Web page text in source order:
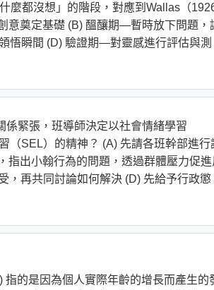
麼都沒想」的階段，對應到Wallas（1926
意奠定基礎 (B) 醞釀期—暫時放下問題，
悟瞬間 (D) 驗證期—對靈感進行評估與測
係緊張，班導師決定以社會情緒學習
（SEL）的精神？ (A) 先請各班幹部進行
指出小翰行為的問題，透過群體壓力促進
，再共同討論如何解決 (D) 先給予行政懲
的是因為個人實際年齡的增長而產生的